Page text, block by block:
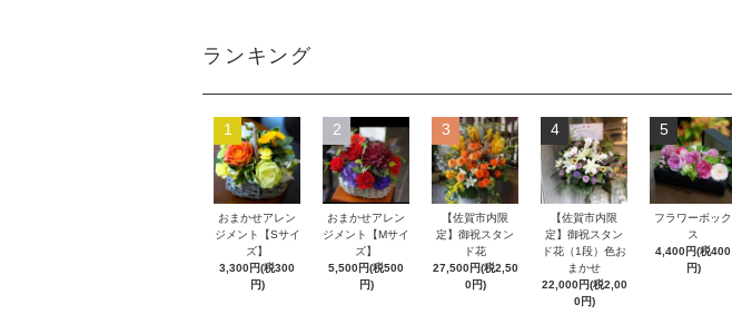
ランキング
1
おまかせアレン
ジメント【Sサイ
ズ】
3,300円(税300
円)
2
おまかせアレン
ジメント【Mサイ
ズ】
5,500円(税500
円)
3
【佐賀市内限
定】御祝スタン
ド花
27,500円(税2,50
0円)
4
【佐賀市内限
定】御祝スタン
ド花（1段）色お
まかせ
22,000円(税2,00
0円)
5
フラワーボック
ス
4,400円(税400
円)